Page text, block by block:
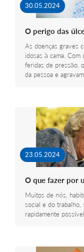
30.05.2024
O perigo das
As doenças graves
idosas à cama.
feridas de pressão,
da pessoa e
23.05.2024
O que fazer por
Muitos de nós,
social e do trabalho,
rapidamente